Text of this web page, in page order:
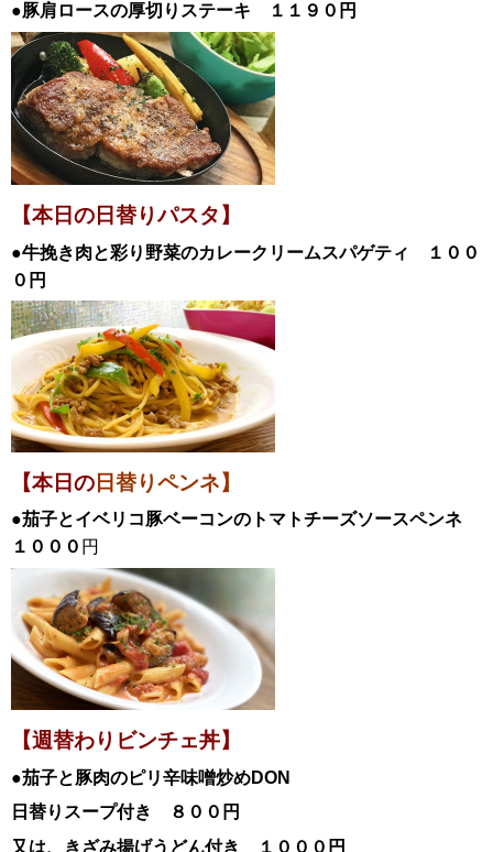
●豚肩ロースの厚切りステーキ １１９０ 円
【本日の日替りパスタ】
●牛挽き肉と彩り野菜のカレークリームスパゲティ
１００
０ 円
【本日の 日替りペンネ】
●茄子とイベリコ豚ベーコンのトマトチーズソースペンネ
１０００ 円
【週替わりビンチェ丼】
●茄子と豚肉のピリ辛味噌炒めDON
日替りスープ付き ８００円
又は、きざみ揚げうどん付き １０００円